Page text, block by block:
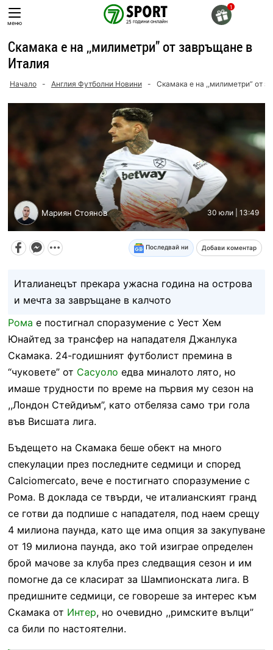
Skip
toменю
Скамака е на ,,милиметри” от завръщане в
Италия
Начало - Англия Футболни Новини - Скамака е на ,,милиметри” от
Мариян Стоянов 30 юли | 13:49
Последвай ни Добави коментар
Италианецът прекара ужасна година на острова
и мечта за завръщане в калчото
Рома е постигнал споразумение с Уест Хем
Юнайтед за трансфер на нападателя Джанлука
Скамака. 24-годишният футболист премина в
“чуковете” от Сасуоло едва миналото лято, но
имаше трудности по време на първия му сезон на
,,Лондон Стейдиъм”, като отбеляза само три гола
във Висшата лига.
Бъдещето на Скамака беше обект на много
спекулации през последните седмици и според
Calciomercato, вече е постигнато споразумение с
Рома. В доклада се твърди, че италианският гранд
се готви да подпише с нападателя, под наем срещу
4 милиона паунда, като ще има опция за закупуване
от 19 милиона паунда, ако той изиграе определен
брой мачове за клуба през следващия сезон и им
помогне да се класират за Шампионската лига. В
предишните седмици, се говореше за интерес към
Скамака от Интер, но очевидно ,,римските вълци”
са били по настоятелни.